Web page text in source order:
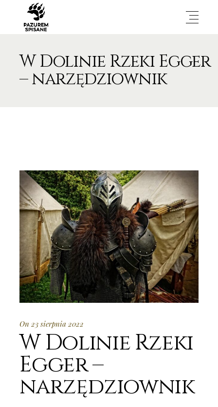
W Dolinie Rzeki Egger
– narzędziownik
On 23 sierpnia 2022
W Dolinie Rzeki
Egger –
narzędziownik